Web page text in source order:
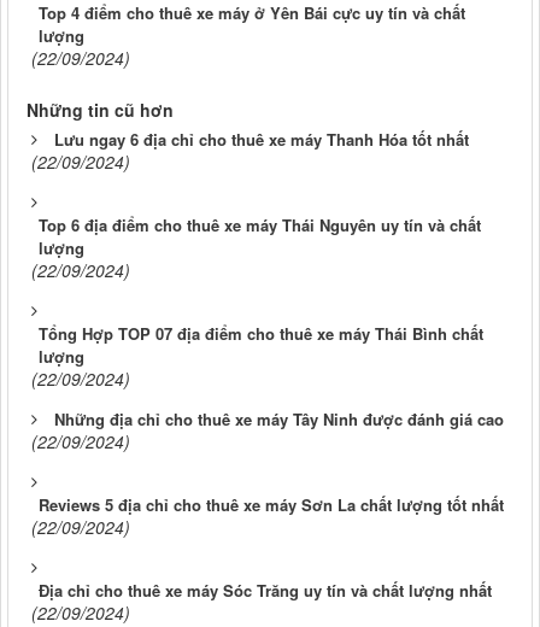
Top 4 điểm cho thuê xe máy ở Yên Bái cực uy tín và chất
lượng
(22/09/2024)
Những tin cũ hơn
Lưu ngay 6 địa chỉ cho thuê xe máy Thanh Hóa tốt nhất
(22/09/2024)
Top 6 địa điểm cho thuê xe máy Thái Nguyên uy tín và chất
lượng
(22/09/2024)
Tổng Hợp TOP 07 địa điểm cho thuê xe máy Thái Bình chất
lượng
(22/09/2024)
Những địa chỉ cho thuê xe máy Tây Ninh được đánh giá cao
(22/09/2024)
Reviews 5 địa chỉ cho thuê xe máy Sơn La chất lượng tốt nhất
(22/09/2024)
Địa chỉ cho thuê xe máy Sóc Trăng uy tín và chất lượng nhất
(22/09/2024)